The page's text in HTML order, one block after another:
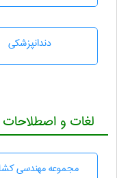
دندانپزشكی
لغات و
مجموعه مهندسی